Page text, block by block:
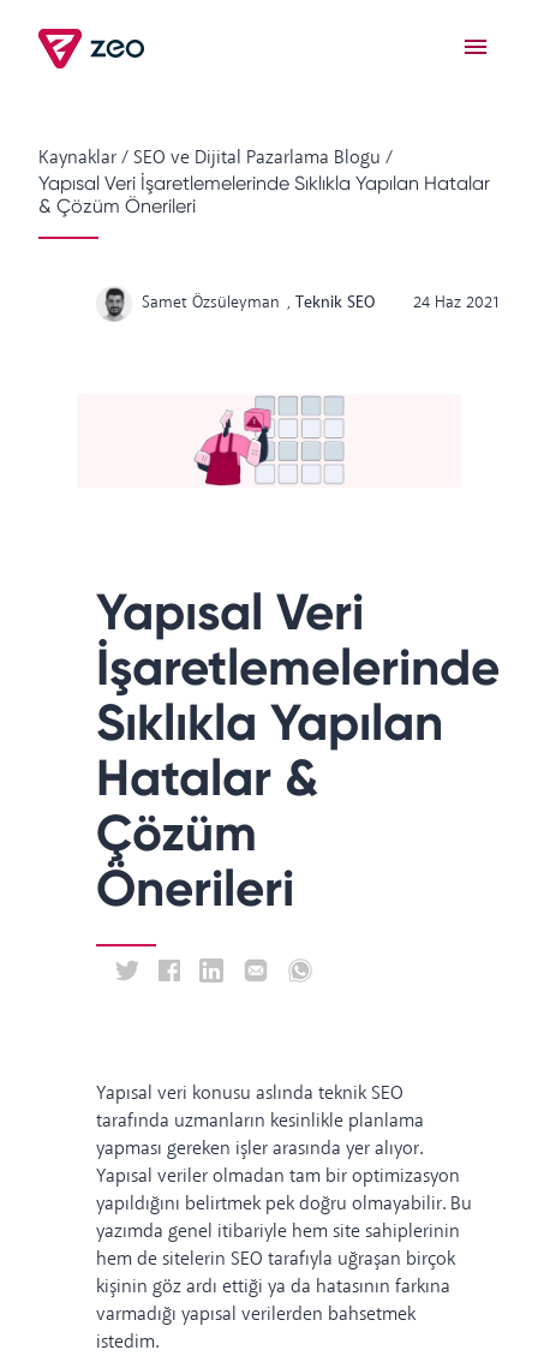
Kaynaklar/SEO ve Dijital Pazarlama Blogu /
Yapısal Veri İşaretlemelerinde Sıklıkla Yapılan Hatalar
& Çözüm Önerileri
Samet Özsüleyman , Teknik SEO 24 Haz 2021
Yapısal Veri
İşaretlemelerinde
Sıklıkla Yapılan
Hatalar &
Çözüm
Önerileri
Yapısal veri konusu aslında teknik SEO
tarafında uzmanların kesinlikle planlama
yapması gereken işler arasında yer alıyor.
Yapısal veriler olmadan tam bir optimizasyon
yapıldığını belirtmek pek doğru olmayabilir. Bu
yazımda genel itibariyle hem site sahiplerinin
hem de sitelerin SEO tarafıyla uğraşan birçok
kişinin göz ardı ettiği ya da hatasının farkına
varmadığı yapısal verilerden bahsetmek
istedim.